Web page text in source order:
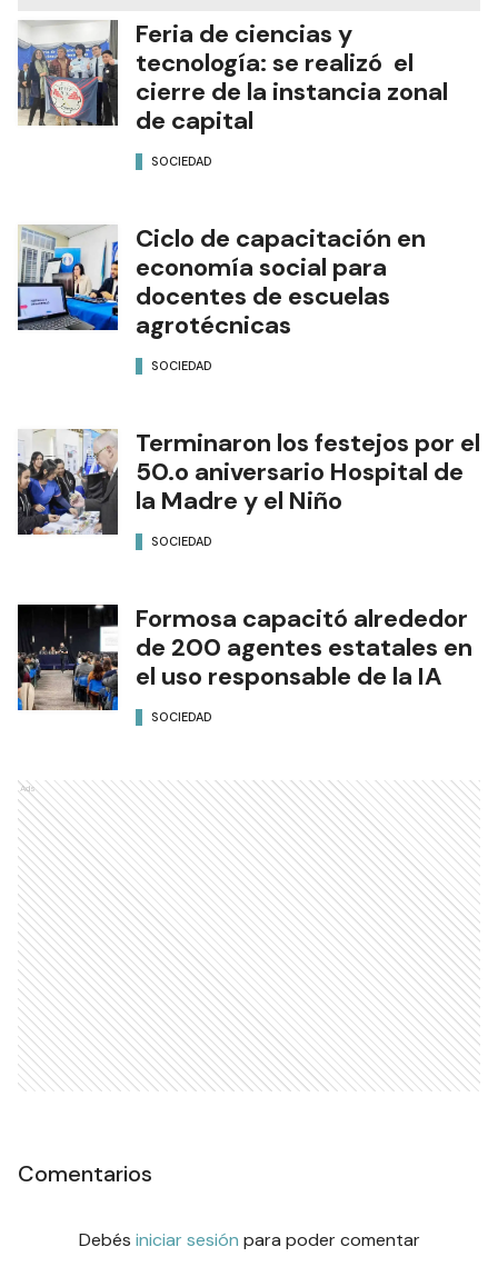
Feria de ciencias y
tecnología: se realizó el
cierre de la instancia zonal
de capital
SOCIEDAD
Ciclo de capacitación en
economía social para
docentes de escuelas
agrotécnicas
SOCIEDAD
Terminaron los festejos por el
50.o aniversario Hospital de
la Madre y el Niño
SOCIEDAD
Formosa capacitó alrededor
de 200 agentes estatales en
el uso responsable de la IA
SOCIEDAD
Ads
Comentarios
Debés iniciar sesión para poder comentar